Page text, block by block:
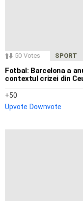
50 Votes SPORT
Fotbal: Barcelona a
contextul crizei din
50
Upvote Downvote